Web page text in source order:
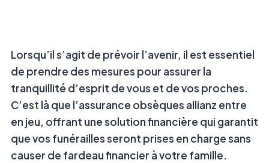
Lorsqu’il s’agit de prévoir l’avenir, il est essentiel
de prendre des mesures pour assurer la
tranquillité d’esprit de vous et de vos proches.
C’est là que l’assurance obsèques allianz entre
en jeu, offrant une solution financière qui garantit
que vos funérailles seront prises en charge sans
causer de fardeau financier à votre famille.